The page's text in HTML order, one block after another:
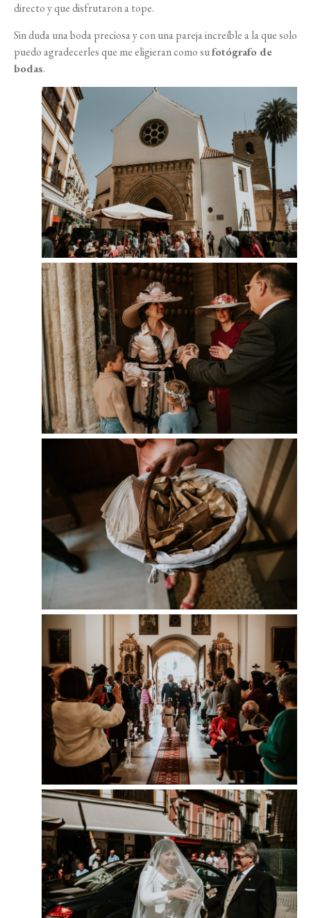
directo y que disfrutaron a tope.
Sin duda una boda preciosa y con una pareja increíble a la que solo
puedo agradecerles que me eligieran como sufotógrafo de
bodas.